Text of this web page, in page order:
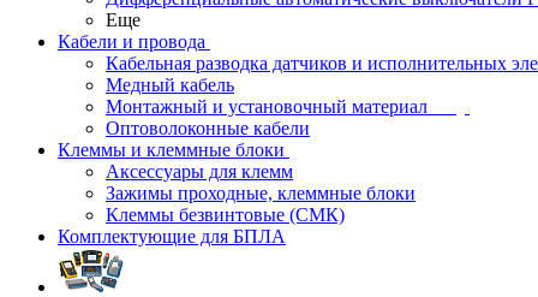
Еще
Кабели и провода
Кабельная разводка датчиков и исполнительных
Медный кабель
Монтажный и установочный материал
Оптоволоконные кабели
Клеммы и клеммные блоки
Аксессуары для клемм
Зажимы проходные, клеммные блоки
Клеммы безвинтовые (СМК)
Комплектующие для БПЛА